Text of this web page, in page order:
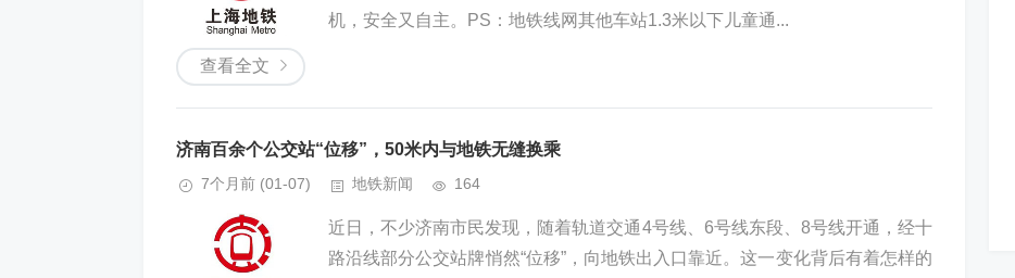
机，安全又自主。PS：地铁线网其他车站1.3米以下儿童通...
查看全文
济南百余个公交站“位移”，50米内与地铁无缝换乘
7个月前 (01-07) 地铁新闻 164
近日，不少济南市民发现，随着轨道交通4号线、6号线东段、8号线开通，经十
路沿线部分公交站牌悄然“位移”，向地铁出入口靠近。这一变化背后有着怎样的